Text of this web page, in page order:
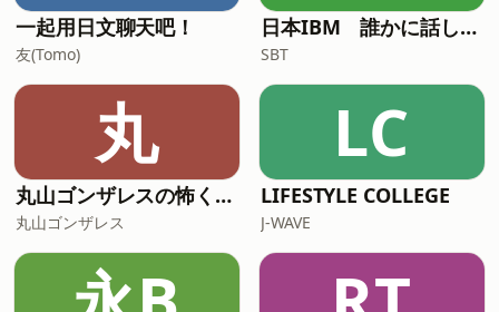
一起用日文聊天吧！
友(Tomo)
日本IBM 誰かに話したくなる“〇〇”の話
SBT
丸
丸山ゴンザレスの怖くて奇妙な物件の話
丸山ゴンザレス
LC
LIFESTYLE COLLEGE
J-WAVE